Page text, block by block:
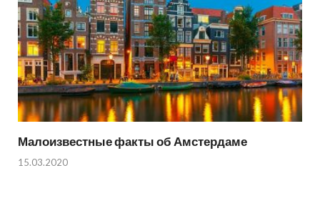
Малоизвестные факты об Амстердаме
15.03.2020